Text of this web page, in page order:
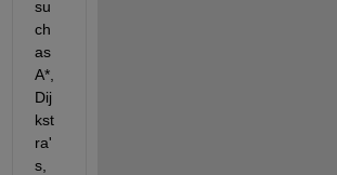
su
ch
as
A*,
Dij
kst
ra'
s,